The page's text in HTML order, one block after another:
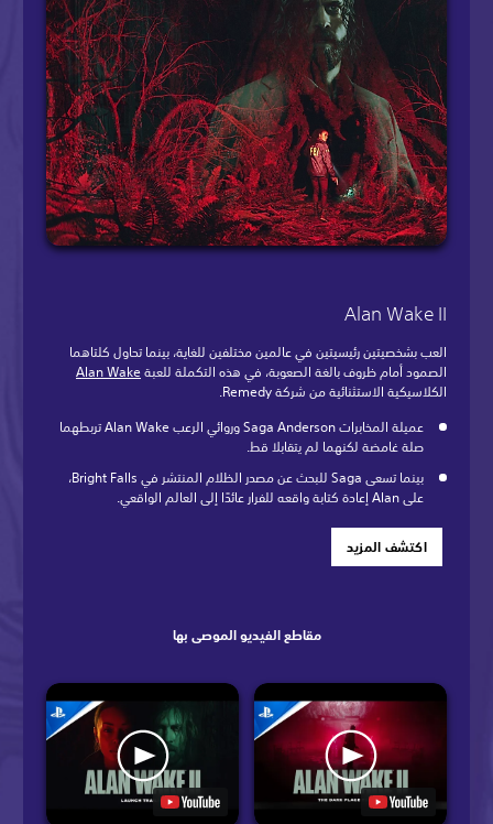
Alan Wake II
العب بشخصيتين رئيسيتين في عالمين مختلفين للغاية، بينما تحاول كلتاهما
الصمود أمام ظروف بالغة الصعوبة، في هذه التكملة للعبةAlan Wake
الكلاسيكية الاستثنائية من شركة Remedy.
عميلة المخابرات Saga Anderson وروائي الرعب Alan Wake تربطهما
صلة غامضة لكنهما لم يتقابلا قط.
بينما تسعى Saga للبحث عن مصدر الظلام المنتشر في Bright Falls،
على Alan إعادة كتابة واقعه للفرار عائدًا إلى العالم الواقعي.
اكتشف المزيد
مقاطع الفيديو الموصى بها